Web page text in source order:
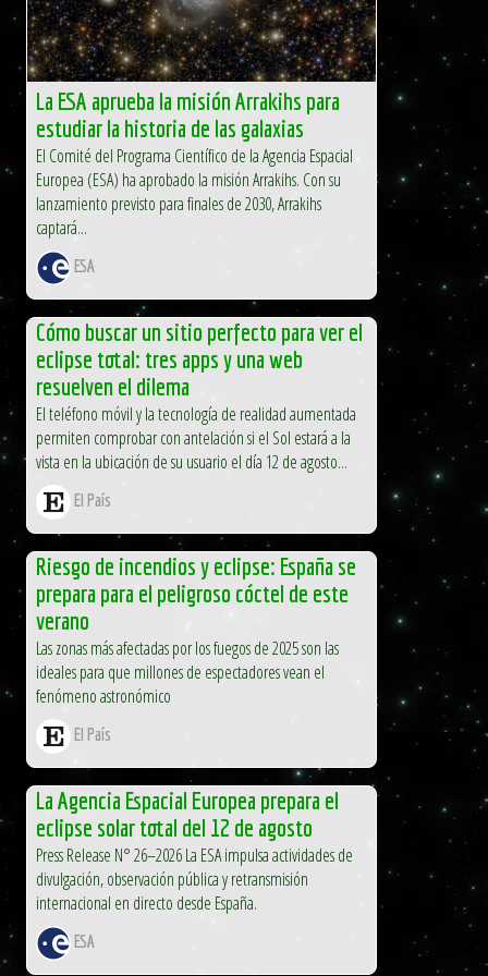
La ESA aprueba la misión Arrakihs para
estudiar la historia de las galaxias
El Comité del Programa Científico de la Agencia Espacial
Europea (ESA) ha aprobado la misión Arrakihs. Con su
lanzamiento previsto para finales de 2030, Arrakihs
captará...
ESA
Cómo buscar un sitio perfecto para ver el
eclipse total: tres apps y una web
resuelven el dilema
El teléfono móvil y la tecnología de realidad aumentada
permiten comprobar con antelación si el Sol estará a la
vista en la ubicación de su usuario el día 12 de agosto...
El País
Riesgo de incendios y eclipse: España se
prepara para el peligroso cóctel de este
verano
Las zonas más afectadas por los fuegos de 2025 son las
ideales para que millones de espectadores vean el
fenómeno astronómico
El País
La Agencia Espacial Europea prepara el
eclipse solar total del 12 de agosto
Press Release N° 26–2026 La ESA impulsa actividades de
divulgación, observación pública y retransmisión
internacional en directo desde España.
ESA